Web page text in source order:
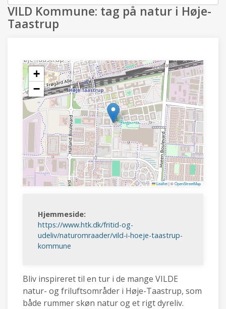
VILD Kommune: tag på natur i Høje-
Taastrup
+
−
Leaflet|©OpenStreetMap
Hjemmeside:
https://www.htk.dk/fritid-og-
udeliv/naturomraader/vild-i-hoeje-taastrup-
kommune
Bliv inspireret til en tur i de mange VILDE
natur- og friluftsområder i Høje-Taastrup, som
både rummer skøn natur og et rigt dyreliv.